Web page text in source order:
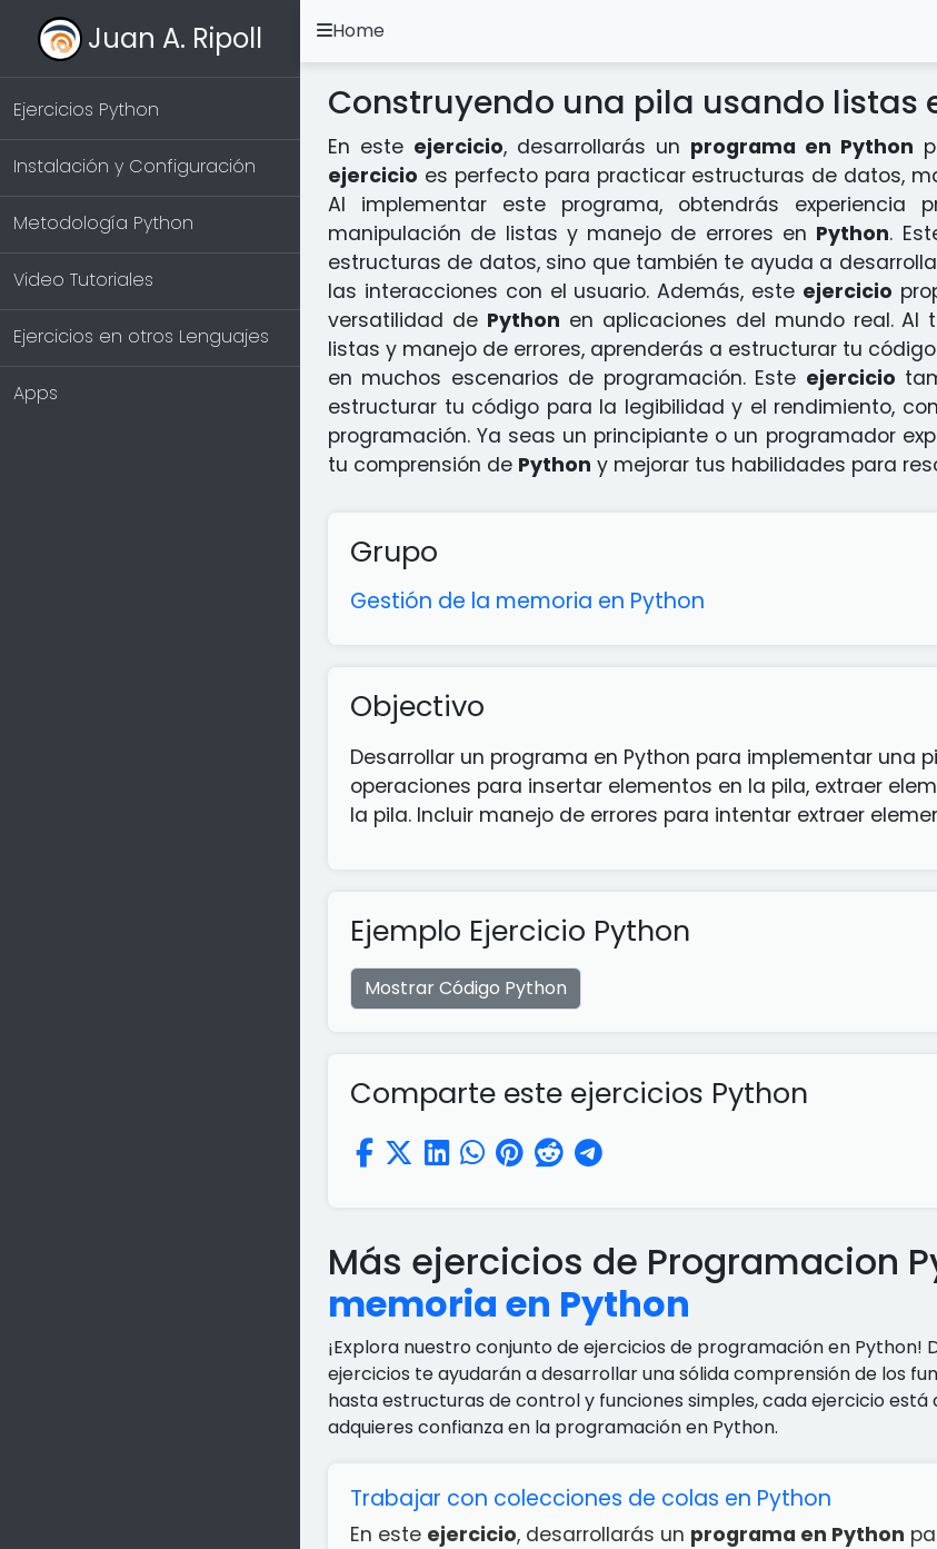
Juan A. Ripoll
Ejercicios Python
Instalación y Configuración
Metodología Python
Video Tutoriales
Ejercicios en otros Lenguajes
Apps
Home
Construyendo una pila usando listas
En este ejercicio, desarrollarás un programa en Python
ejercicio es perfecto para practicar estructuras de datos,
Al implementar este programa, obtendrás
manipulación de listas y manejo de errores en Python.
estructuras de datos, sino que también te ayuda a
las interacciones con el usuario. Además, este ejercicio
versatilidad de Python en aplicaciones del mundo real.
listas y manejo de errores, aprenderás a estructurar tu
en muchos escenarios de programación. Este ejercicio
estructurar tu código para la legibilidad y el rendimiento,
programación. Ya seas un principiante o un programador
tu comprensión de Python y mejorar tus habilidades para
Grupo
Gestión de la memoria en Python
Objectivo
Desarrollar un programa en Python para implementar una
operaciones para insertar elementos en la pila, extraer
la pila. Incluir manejo de errores para intentar extraer
Ejemplo Ejercicio Python
Mostrar Código Python
Comparte este ejercicios Python
Más ejercicios de Programacion
memoria en Python
¡Explora nuestro conjunto de ejercicios de programación en
ejercicios te ayudarán a desarrollar una sólida comprensión de los
hasta estructuras de control y funciones simples, cada ejercicio
adquieres confianza en la programación en Python.
Trabajar con colecciones de colas en Python
En este ejercicio, desarrollarás un programa en Python